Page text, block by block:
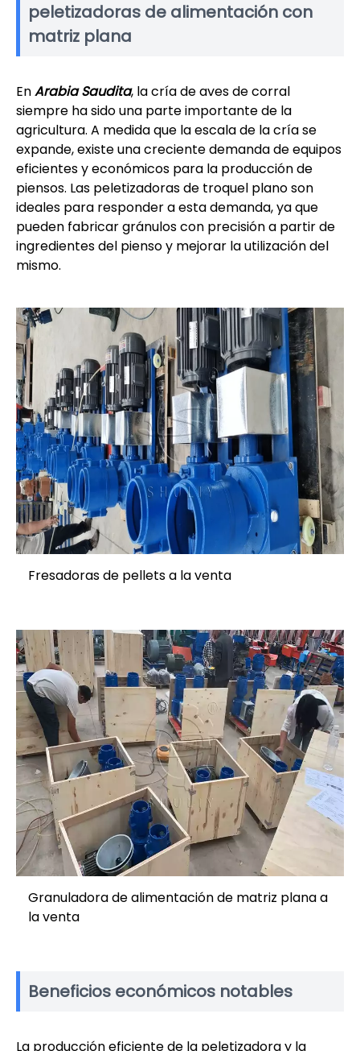
peletizadoras de alimentación con
matriz plana
EnArabia Saudita, la cría de aves de corral
siempre ha sido una parte importante de la
agricultura. A medida que la escala de la cría se
expande, existe una creciente demanda de equipos
eficientes y económicos para la producción de
piensos. Las peletizadoras de troquel plano son
ideales para responder a esta demanda, ya que
pueden fabricar gránulos con precisión a partir de
ingredientes del pienso y mejorar la utilización del
mismo.
Fresadoras de pellets a la venta
Granuladora de alimentación de matriz plana a
la venta
Beneficios económicos notables
La producción eficiente de la peletizadora y la